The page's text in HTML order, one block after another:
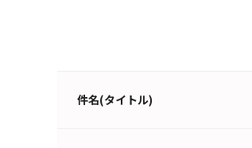
件名(タイトル)